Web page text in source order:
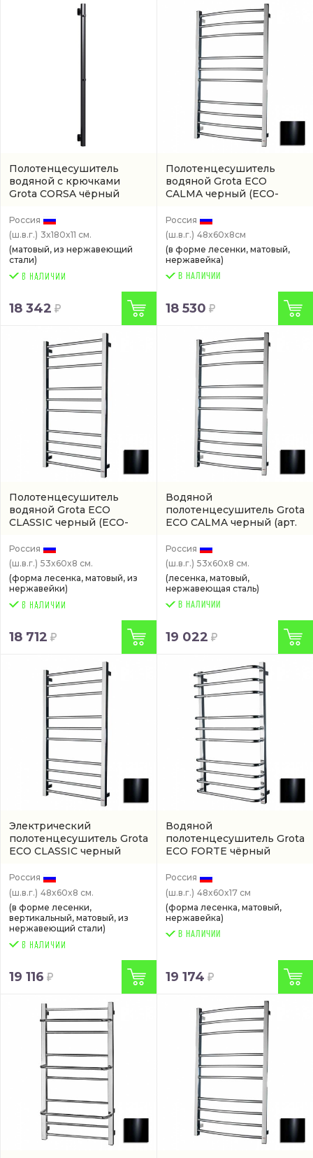
Полотенцесушитель
водяной с крючками
Grota CORSA чёрный
W301800-BLK)
Россия
(ш.в.г.) 3x180x11 см.
(матовый, из нержавеющий
стали)
18 342
Полотенцесушитель
водяной Grota ECO
CALMA черный (ECO-
Россия
(ш.в.г.) 48x60x8см
(в форме лесенки, матовый,
нержавейка)
В НАЛИЧИИ
18 530
Полотенцесушитель
водяной Grota ECO
CLASSIC черный (ECO-
Россия
(ш.в.г.) 53x60x8 см.
(форма лесенка, матовый, из
нержавейки)
18 712
Водяной
полотенцесушитель Grota
ECO CALMA черный (арт.
Россия
(ш.в.г.) 53x60x8 см.
(лесенка, матовый,
нержавеющая сталь)
В НАЛИЧИИ
19 022
Электрический
полотенцесушитель Grota
ECO CLASSIC черный
EL480600-BL)
Россия
(ш.в.г.) 48x60x8 см.
(в форме лесенки,
вертикальный, матовый, из
нержавеющий стали)
19 116
Водяной
полотенцесушитель Grota
ECO FORTE чёрный
W480600-BL)
Россия
(ш.в.г.) 48x60x17 см
(форма лесенка, матовый,
нержавейка)
В НАЛИЧИИ
19 174